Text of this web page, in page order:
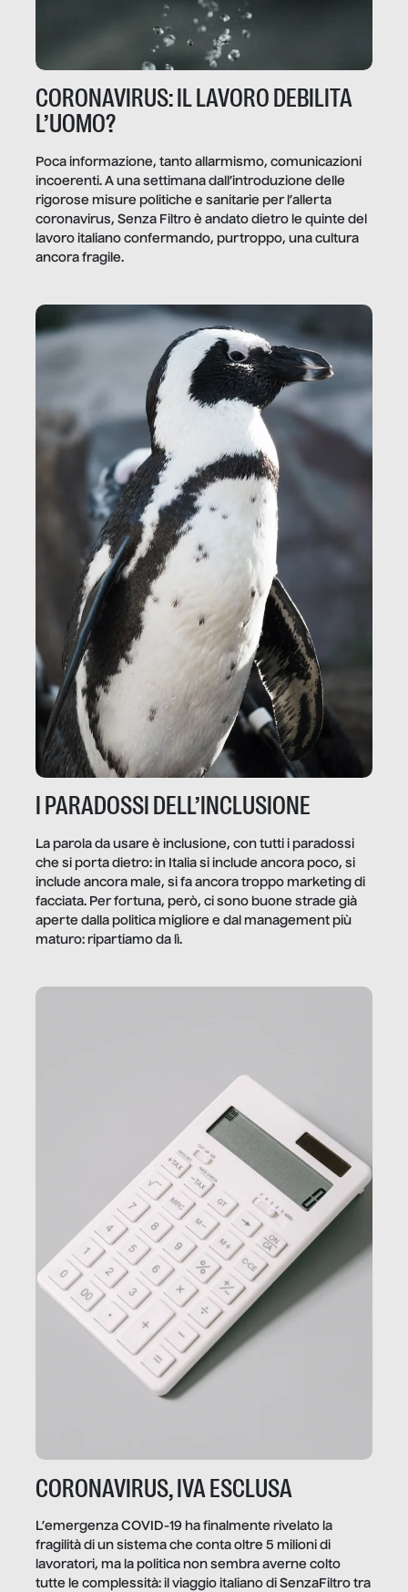
CORONAVIRUS: IL LAVORO DEBILITA
L’UOMO?
Poca informazione, tanto allarmismo, comunicazioni
incoerenti. A una settimana dall’introduzione delle
rigorose misure politiche e sanitarie per l’allerta
coronavirus, Senza Filtro è andato dietro le quinte del
lavoro italiano confermando, purtroppo, una cultura
ancora fragile.
I PARADOSSI DELL’INCLUSIONE
La parola da usare è inclusione, con tutti i paradossi
che si porta dietro: in Italia si include ancora poco, si
include ancora male, si fa ancora troppo marketing di
facciata. Per fortuna, però, ci sono buone strade già
aperte dalla politica migliore e dal management più
maturo: ripartiamo da lì.
CORONAVIRUS, IVA ESCLUSA
L’emergenza COVID-19 ha finalmente rivelato la
fragilità di un sistema che conta oltre 5 milioni di
lavoratori, ma la politica non sembra averne colto
tutte le complessità: il viaggio italiano di SenzaFiltro tra